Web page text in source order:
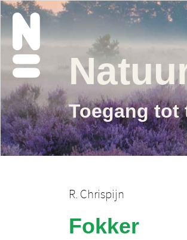
Toegang tot
R. Chrispijn
Fokker